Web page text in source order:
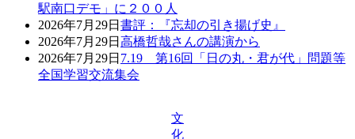
駅南口デモ」に２００人
2026年7月29日 書評：『忘却の引き揚げ史』
2026年7月29日 高橋哲哉さんの講演から
2026年7月29日 7.19 第16回「日の丸・君が代」問題等
全国学習交流集会
文
化